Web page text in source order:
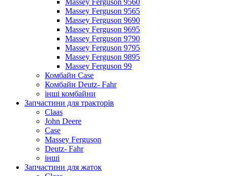
Massey Ferguson 9560
Massey Ferguson 9565
Massey Ferguson 9690
Massey Ferguson 9695
Massey Ferguson 9790
Massey Ferguson 9795
Massey Ferguson 9895
Massey Ferguson 99
Комбайн Case
Комбайн Deutz- Fahr
інші комбайни
Запчастини для тракторів
Claas
John Deere
Case
Massey Ferguson
Deutz- Fahr
інші
Запчастини для жаток